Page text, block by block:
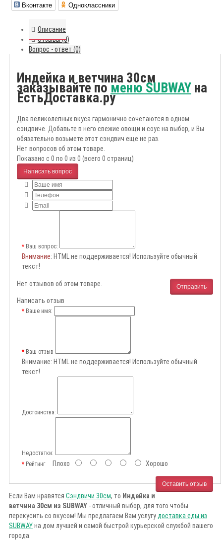
Вконтакте Одноклассники
Описание
Отзывы (0)
Вопрос - ответ (0)
Индейка и ветчина 30см
заказывайте поменю SUBWAY на
ЕстьДоставка.ру
Два великолепных вкуса гармонично сочетаются в одном
сэндвиче. Добавьте в него свежие овощи и соус на выбор, и Вы
обязательно возьмете этот сэндвич еще не раз.
Нет вопросов об этом товаре.
Показано с 0 по 0 из 0 (всего 0 страниц)
Написать вопрос
Ваш вопрос:
Внимание: HTML не поддерживается! Используйте обычный
текст!
Отправить
Нет отзывов об этом товаре.
Написать отзыв
Ваше имя:
Ваш отзыв
Внимание: HTML не поддерживается! Используйте обычный
текст!
Достоинства:
Недостатки:
РейтингПлохо Хорошо
Оставить отзыв
Если Вам нравятся Сэндвичи 30см, то Индейка и
ветчина 30см из SUBWAY - отличный выбор, для того чтобы
перекусить со вкусом! Мы предлагаем Вам услугу доставка еды из
SUBWAYна дом лучшей и самой быстрой курьерской службой вашего
города.